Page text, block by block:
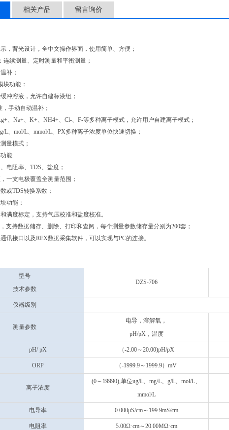
相关产品 留言询价
，背光设计，全中文操作界面，使用简单、方便；
连续测量、定时测量和平衡测量；
补；
块功能：
冲溶液，允许自建标液组；
，手动自动温补；
、Na+、K+、NH4+、Cl-、F-等多种离子模式，允许用户自建离子模式；
L、mol/L、mmol/L、PX多种离子浓度单位快速切换；
量模式；
能
电阻率、TDS、盐度；
一支电极覆盖全测量范围；
或TDS转换系数；
功能：
满度标定，支持气压校准和盐度校准。
支持数据储存、删除、打印和查阅，每个测量参数储存量分别为200套；
讯接口以及REX数据采集软件，可以实现与PC的连接。
型号
技术参数
DZS-706
仪器级别
测量参数
电导，溶解氧，
pH/pX，温度
pH/ pX （-2.00～20.00)pH/pX
ORP （-1999.9～1999.9）mV
离子浓度
(0～19990),单位ug/L、mg/L、g/L、mol/L、
mmol/L
电导率 0.000μS/cm～199.9mS/cm
电阻率 5.00Ω·cm～20.00MΩ·cm